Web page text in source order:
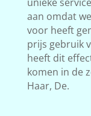
aan omdat
voor heeft
prijs gebruik
heeft dit
komen in de
Haar, De.